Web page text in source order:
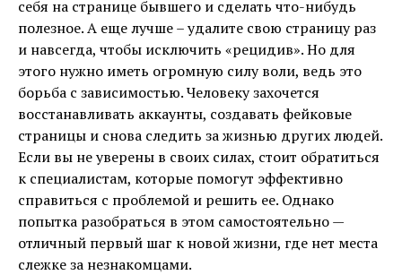
себя на странице бывшего и сделать что-нибудь
полезное. А еще лучше – удалите свою страницу раз
и навсегда, чтобы исключить «рецидив». Но для
этого нужно иметь огромную силу воли, ведь это
борьба с зависимостью. Человеку захочется
восстанавливать аккаунты, создавать фейковые
страницы и снова следить за жизнью других людей.
Если вы не уверены в своих силах, стоит обратиться
к специалистам, которые помогут эффективно
справиться с проблемой и решить ее. Однако
попытка разобраться в этом самостоятельно —
отличный первый шаг к новой жизни, где нет места
слежке за незнакомцами.